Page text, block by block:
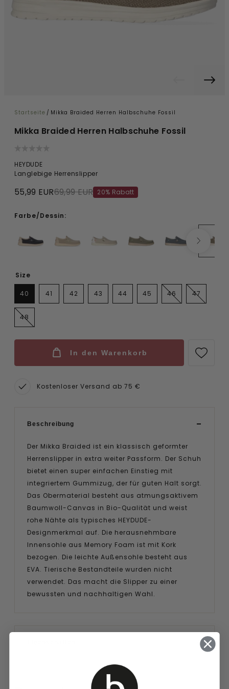
Startseite / Mikka Braided Herren Halbschuhe Fossil
Mikka Braided Herren Halbschuhe Fossil
HEYDUDE
Langlebige Herrenslipper
55,99 EUR69,99 EUR 20% Rabatt
Farbe/Dessin:
Size
40 41 42 43 44 45 46 47
48
In den Warenkorb
Kostenloser Versand ab 75 €
Beschreibung
Der Mikka Braided ist ein klassisch geformter
Herrenslipper in extra weiter Passform. Der Schuh
bietet einen super einfachen Einstieg mit
integriertem Gummizug, der für guten Halt sorgt.
Das Obermaterial besteht aus atmungsaktivem
Baumwoll-Canvas in Bio-Qualität und weist
rohe Nähte als typisches HEYDUDE-
Designmerkmal auf. Die herausnehmbare
Innensohle aus Memory Foam ist mit Kork
bezogen. Die leichte Außensohle besteht aus
EVA. Tierische Bestandteile wurden nicht
verwendet. Das macht die Slipper zu einer
bewussten und nachhaltigen Wahl.